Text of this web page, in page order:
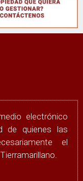
electrónico
de quienes las
el